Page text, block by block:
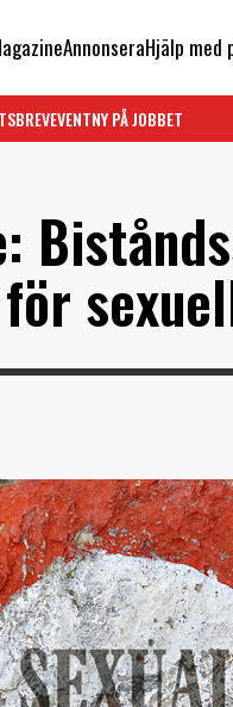
AnnonseraHjälp med
EVENTNY PÅ JOBBET